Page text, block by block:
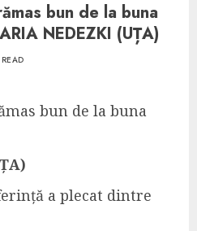
bun de la buna
NEDEZKI (UȚA)
bun de la buna
a plecat dintre